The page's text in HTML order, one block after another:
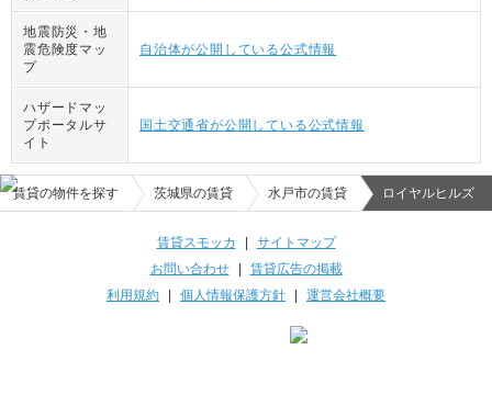
地震防災・地
震危険度マッ
プ
自治体が公開している公式情報
ハザードマッ
プポータルサ
イト
国土交通省が公開している公式情報
賃貸の物件を探す 茨城県の賃貸 水戸市の賃貸 ロイヤルヒルズ
賃貸スモッカ | サイトマップ
お問い合わせ| 賃貸広告の掲載
利用規約 | 個人情報保護方針 | 運営会社概要